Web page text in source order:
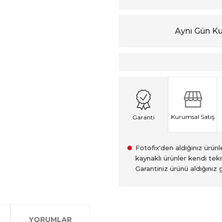
Aynı Gün
Garanti Kurumsal Satış
Fotofix'den aldığınız
kaynaklı ürünler kendi
Garantiniz ürünü
YORUMLAR